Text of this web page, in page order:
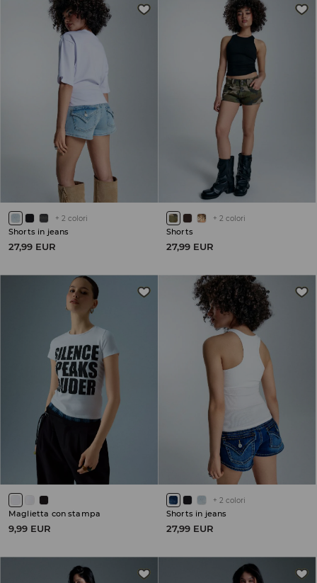
+ 2 colori
Shorts in jeans
27,99 EUR
+ 2 colori
Shorts
27,99 EUR
Maglietta con stampa
9,99 EUR
+ 2 colori
Shorts in jeans
27,99 EUR